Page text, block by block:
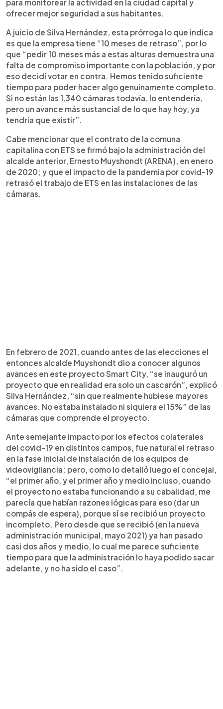
para monitorear la actividad en la ciudad capital y
ofrecer mejor seguridad a sus habitantes.
A juicio de Silva Hernández, esta prórroga lo que indica
es que la empresa tiene “10 meses de retraso”, por lo
que “pedir 10 meses más a estas alturas demuestra una
falta de compromiso importante con la población, y por
eso decidí votar en contra. Hemos tenido suficiente
tiempo para poder hacer algo genuinamente completo.
Si no están las 1,340 cámaras todavía, lo entendería,
pero un avance más sustancial de lo que hay hoy, ya
tendría que existir”.
Cabe mencionar que el contrato de la comuna
capitalina con ETS se firmó bajo la administración del
alcalde anterior, Ernesto Muyshondt (ARENA), en enero
de 2020; y que el impacto de la pandemia por covid-19
retrasó el trabajo de ETS en las instalaciones de las
cámaras.
En febrero de 2021, cuando antes de las elecciones el
entonces alcalde Muyshondt dio a conocer algunos
avances en este proyecto Smart City, “se inauguró un
proyecto que en realidad era solo un cascarón”, explicó
Silva Hernández, “sin que realmente hubiese mayores
avances. No estaba instalado ni siquiera el 15%” de las
cámaras que comprende el proyecto.
Ante semejante impacto por los efectos colaterales
del covid-19 en distintos campos, fue natural el retraso
en la fase inicial de instalación de los equipos de
videovigilancia; pero, como lo detalló luego el concejal,
“el primer año, y el primer año y medio incluso, cuando
el proyecto no estaba funcionando a su cabalidad, me
parecía que habían razones lógicas para eso (dar un
compás de espera), porque sí se recibió un proyecto
incompleto. Pero desde que se recibió (en la nueva
administración municipal, mayo 2021) ya han pasado
casi dos años y medio, lo cual me parece suficiente
tiempo para que la administración lo haya podido sacar
adelante, y no ha sido el caso”.